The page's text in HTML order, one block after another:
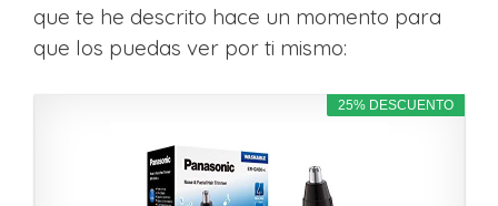
que te he descrito hace un momento para
que los puedas ver por ti mismo:
25% DESCUENTO